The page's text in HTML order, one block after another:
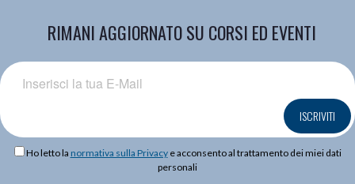
RIMANI AGGIORNATO SU CORSI ED EVENTI
ISCRIVITI
Ho letto la normativa sulla Privacye acconsento al trattamento dei miei dati
personali